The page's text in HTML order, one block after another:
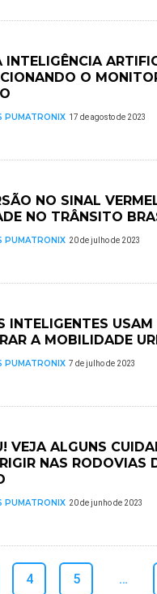
INTELIGÊNCIA
O
PUMATRONIX 17 de agosto de 2023
NO SINAL
NO TRÂNSITO
PUMATRONIX 20 de julho de 2023
INTELIGENTES
A MOBILIDADE
PUMATRONIX 7 de julho de 2023
VEJA ALGUNS
NAS RODOVIAS
PUMATRONIX 20 de junho de 2023
4 5 …